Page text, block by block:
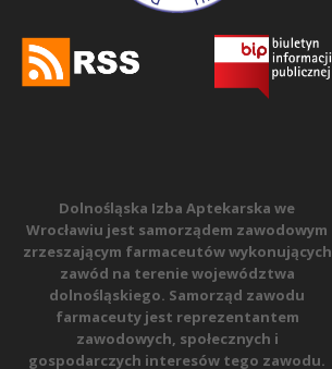
Dolnośląska Izba Aptekarska we
Wrocławiu jest samorządem zawodowym
zrzeszającym farmaceutów wykonujących
zawód na terenie województwa
dolnośląskiego. Samorząd zawodu
farmaceuty jest reprezentantem
zawodowych, społecznych i
gospodarczych interesów tego zawodu.